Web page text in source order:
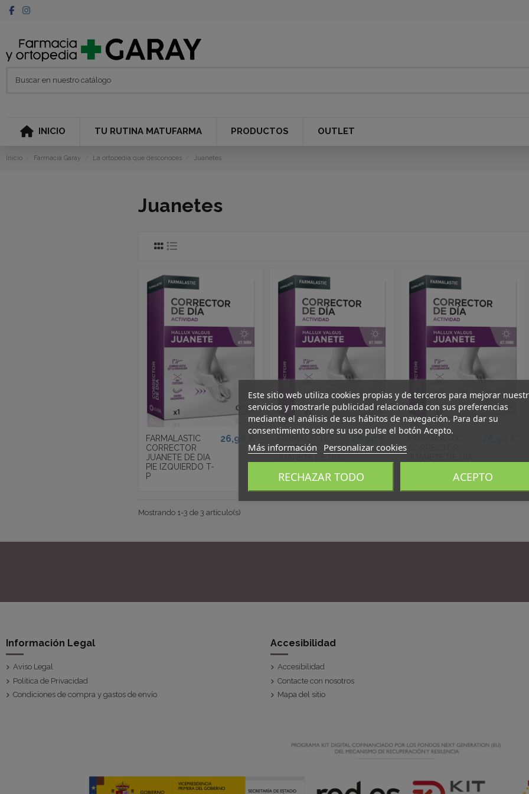
INICIO TU RUTINA MATUFARMA PRODUCTOS OUTLET
Inicio Farmacia Garay La ortopedia que desconoces Juanetes
Juanetes
FARMALASTIC
CORRECTOR
JUANETE DE DIA
PIE IZQUIERDO T-
P
26,90 €
CORRECTOR
26,90 €
FARMALASTIC
Mostrando 1-3 de 3 artículo(s)
Información Legal
Aviso Legal
Política de Privacidad
Condiciones de compra y gastos de envío
Accesibilidad
Accesibilidad
Contacte con nosotros
Mapa del sitio
Este sitio web utiliza cookies propias y de terceros para mejorar
servicios y mostrarle publicidad relacionada con sus preferencias
mediante el análisis de sus hábitos de navegación. Para dar su
consentimiento sobre su uso pulse el botón Acepto.
Más información Personalizar cookies
RECHAZAR TODO ACEPTO